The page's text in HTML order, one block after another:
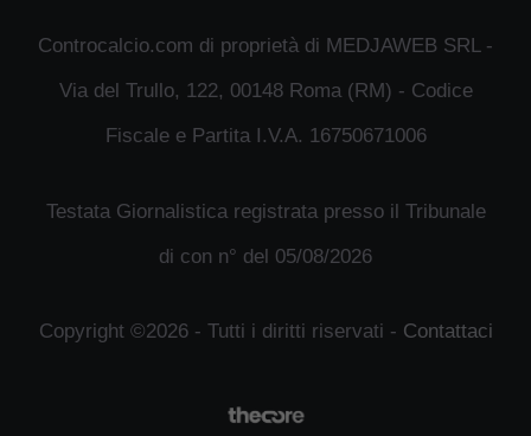
Controcalcio.com di proprietà di MEDJAWEB SRL -
Via del Trullo, 122, 00148 Roma (RM) - Codice
Fiscale e Partita I.V.A. 16750671006
Testata Giornalistica registrata presso il Tribunale
di con n° del 05/08/2026
Copyright ©2026 - Tutti i diritti riservati - Contattaci